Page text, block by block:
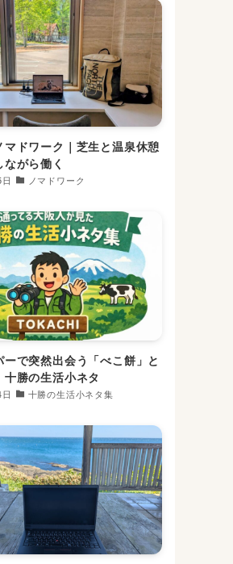
マドワーク｜芝生と温泉休憩
がら働く
ノマドワーク
で突然出会う「べこ餅」と
勝の生活小ネタ
十勝の生活小ネタ集